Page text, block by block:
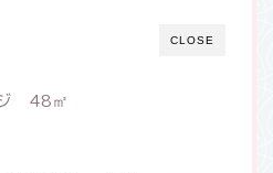
CLOSE
48㎡